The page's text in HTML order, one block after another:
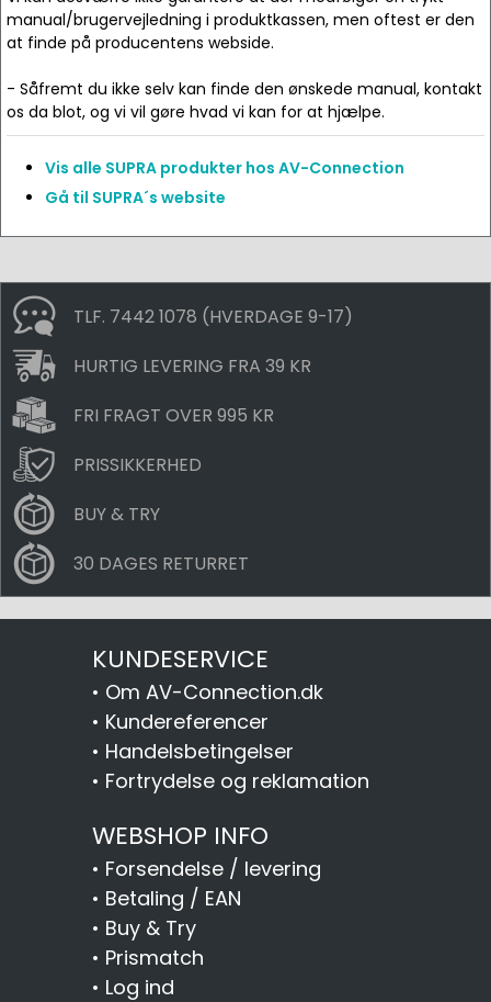
manual/brugervejledning i produktkassen, men oftest er den
at finde på producentens webside.
- Såfremt du ikke selv kan finde den ønskede manual, kontakt
os da blot, og vi vil gøre hvad vi kan for at hjælpe.
Vis alle SUPRA produkter hos AV-Connection
Gå til SUPRA´s website
TLF. 7442 1078 (HVERDAGE 9-17)
HURTIG LEVERING FRA 39 KR
FRI FRAGT OVER 995 KR
PRISSIKKERHED
BUY & TRY
30 DAGES RETURRET
KUNDESERVICE
• Om AV-Connection.dk
• Kundereferencer
• Handelsbetingelser
• Fortrydelse og reklamation
WEBSHOP INFO
• Forsendelse / levering
• Betaling / EAN
• Buy & Try
• Prismatch
• Log ind